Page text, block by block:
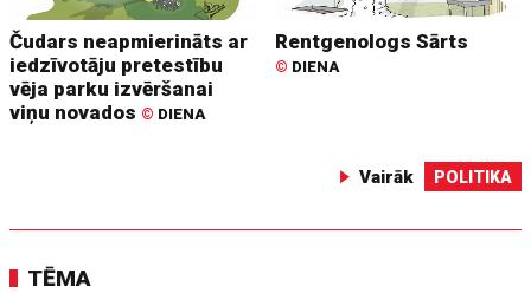
Čudars neapmierināts ar
iedzīvotāju pretestību
vēja parku izvēršanai
viņu novados © DIENA
Rentgenologs Sārts
© DIENA
Vairāk POLITIKA
TĒMA